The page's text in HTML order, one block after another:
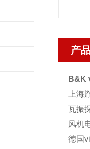
产
B&K
上海
瓦振
风机
德国